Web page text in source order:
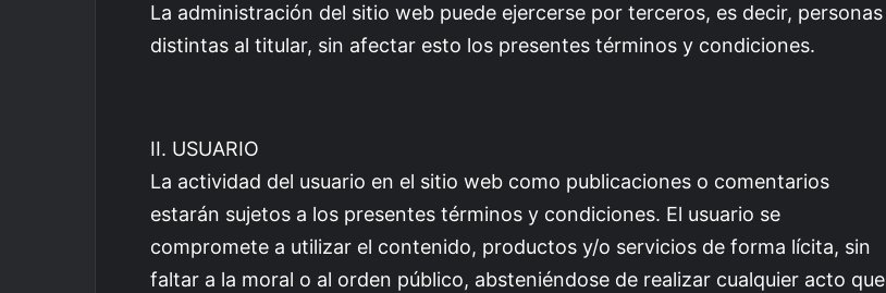
La administración del sitio web puede ejercerse por terceros, es decir, personas
distintas al titular, sin afectar esto los presentes términos y condiciones.
II. USUARIO
La actividad del usuario en el sitio web como publicaciones o comentarios
estarán sujetos a los presentes términos y condiciones. El usuario se
compromete a utilizar el contenido, productos y/o servicios de forma lícita, sin
faltar a la moral o al orden público, absteniéndose de realizar cualquier acto que